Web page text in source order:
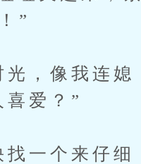
”
，像我连媳
爱？”
一个来仔细